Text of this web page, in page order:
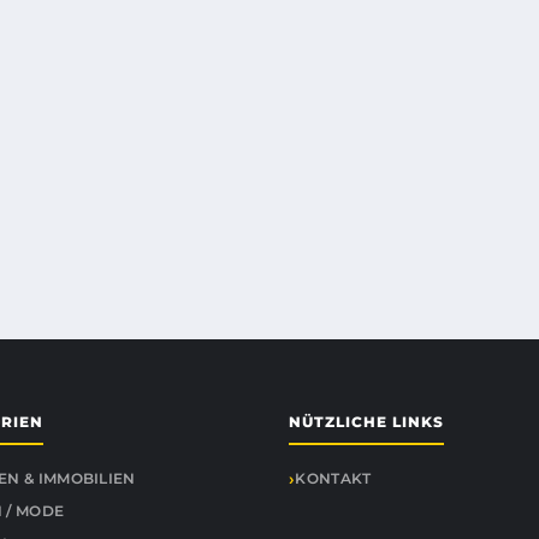
& IMMOBILIEN
/ MODE
NÜTZLICHE LINKS
KONTAKT